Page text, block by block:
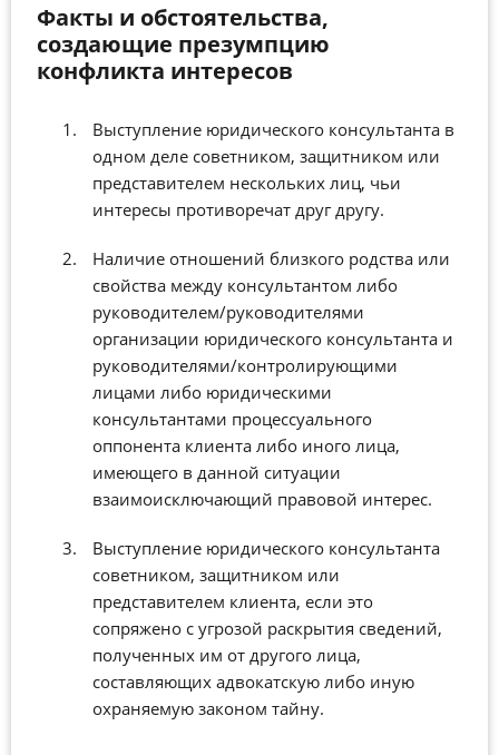
Факты и обстоятельства,
создающие презумпцию
конфликта интересов
Выступление юридического консультанта в
одном деле советником, защитником или
представителем нескольких лиц, чьи
интересы противоречат друг другу.
Наличие отношений близкого родства или
свойства между консультантом либо
руководителем/руководителями
организации юридического консультанта и
руководителями/контролирующими
лицами либо юридическими
консультантами процессуального
оппонента клиента либо иного лица,
имеющего в данной ситуации
взаимоисключающий правовой интерес.
Выступление юридического консультанта
советником, защитником или
представителем клиента, если это
сопряжено с угрозой раскрытия сведений,
полученных им от другого лица,
составляющих адвокатскую либо иную
охраняемую законом тайну.